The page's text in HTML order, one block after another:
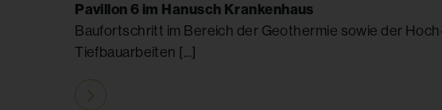
Pavillon 6 im Hanusch Krankenhaus
Baufortschritt im Bereich der Geothermie sowie der
Tiefbauarbeiten [...]